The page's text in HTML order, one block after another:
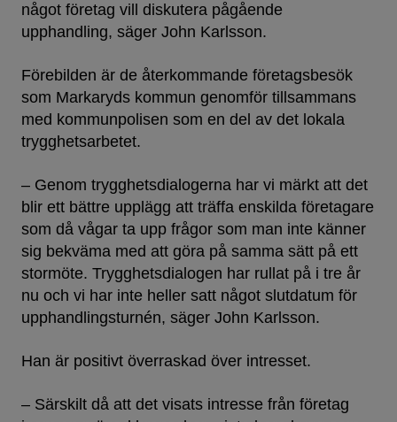
något företag vill diskutera pågående
upphandling, säger John Karlsson.
Förebilden är de återkommande företagsbesök
som Markaryds kommun genomför tillsammans
med kommunpolisen som en del av det lokala
trygghetsarbetet.
– Genom trygghetsdialogerna har vi märkt att det
blir ett bättre upplägg att träffa enskilda företagare
som då vågar ta upp frågor som man inte känner
sig bekväma med att göra på samma sätt på ett
stormöte. Trygghetsdialogen har rullat på i tre år
nu och vi har inte heller satt något slutdatum för
upphandlingsturnén, säger John Karlsson.
Han är positivt överraskad över intresset.
– Särskilt då att det visats intresse från företag